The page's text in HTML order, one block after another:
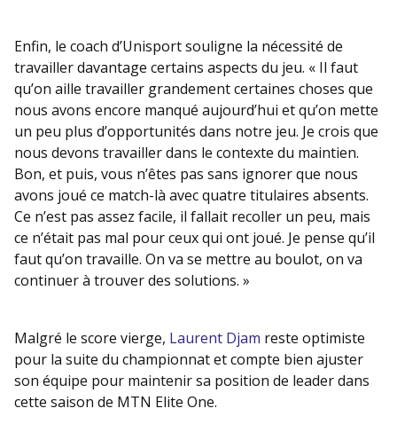
Enfin, le coach d’Unisport souligne la nécessité de
travailler davantage certains aspects du jeu. « Il faut
qu’on aille travailler grandement certaines choses que
nous avons encore manqué aujourd’hui et qu’on mette
un peu plus d’opportunités dans notre jeu. Je crois que
nous devons travailler dans le contexte du maintien.
Bon, et puis, vous n’êtes pas sans ignorer que nous
avons joué ce match-là avec quatre titulaires absents.
Ce n’est pas assez facile, il fallait recoller un peu, mais
ce n’était pas mal pour ceux qui ont joué. Je pense qu’il
faut qu’on travaille. On va se mettre au boulot, on va
continuer à trouver des solutions. »
Malgré le score vierge, Laurent Djam reste optimiste
pour la suite du championnat et compte bien ajuster
son équipe pour maintenir sa position de leader dans
cette saison de MTN Elite One.